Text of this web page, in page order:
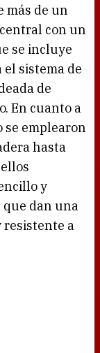
más de un
con un
se incluye
sistema de
de
En cuanto a
se emplearon
hasta
y
dan una
resistente a